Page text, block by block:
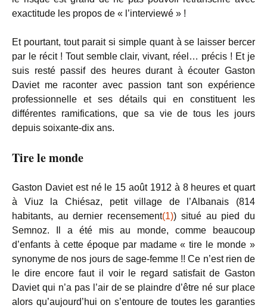
exactitude les propos de « l’interviewé » !
Et pourtant, tout parait si simple quant à se laisser bercer
par le récit ! Tout semble clair, vivant, réel… précis ! Et je
suis resté passif des heures durant à écouter Gaston
Daviet me raconter avec passion tant son expérience
professionnelle et ses détails qui en constituent les
différentes ramifications, que sa vie de tous les jours
depuis soixante-dix ans.
Tire le monde
Gaston Daviet est né le 15 août 1912 à 8 heures et quart
à Viuz la Chiésaz, petit village de l’Albanais (814
habitants, au dernier recensement(1)) situé au pied du
Semnoz. Il a été mis au monde, comme beaucoup
d’enfants à cette époque par madame « tire le monde »
synonyme de nos jours de sage-femme !! Ce n’est rien de
le dire encore faut il voir le regard satisfait de Gaston
Daviet qui n’a pas l’air de se plaindre d’être né sur place
alors qu’aujourd’hui on s’entoure de toutes les garanties